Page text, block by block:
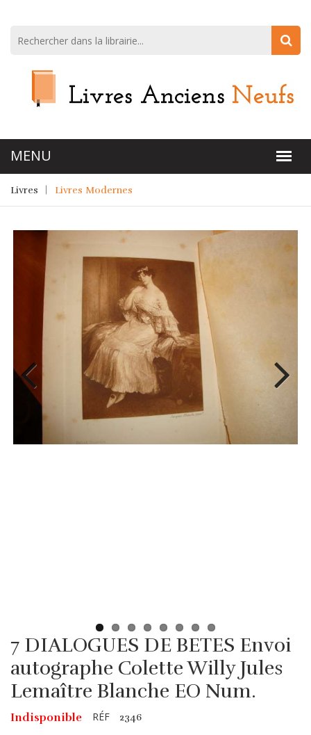
Livres Livres Modernes
7 DIALOGUES DE BETES Envoi
autographe Colette Willy Jules
Lemaître Blanche EO Num.
Indisponible RÉF 2346